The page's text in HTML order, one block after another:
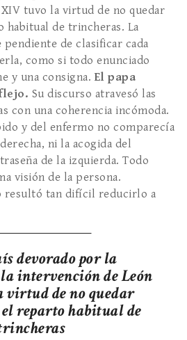
tuvo la virtud de no quedar
habitual de trincheras. La
de clasificar cada
como si todo enunciado
y una consigna. El papa
Su discurso atravesó las
con una coherencia incómoda.
y del enfermo no comparecía
ni la acogida del
de la izquierda. Todo
visión de la persona.
resultó tan difícil reducirlo a
devorado por la
intervención de León
de no quedar
reparto habitual de